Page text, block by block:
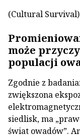
(Cultural Survival)
może
populacji
Zgodnie z
zwiększona
siedlisk, ma
świat owadów”.